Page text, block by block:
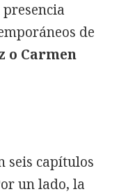
de
o Carmen
seis capítulos
un lado, la